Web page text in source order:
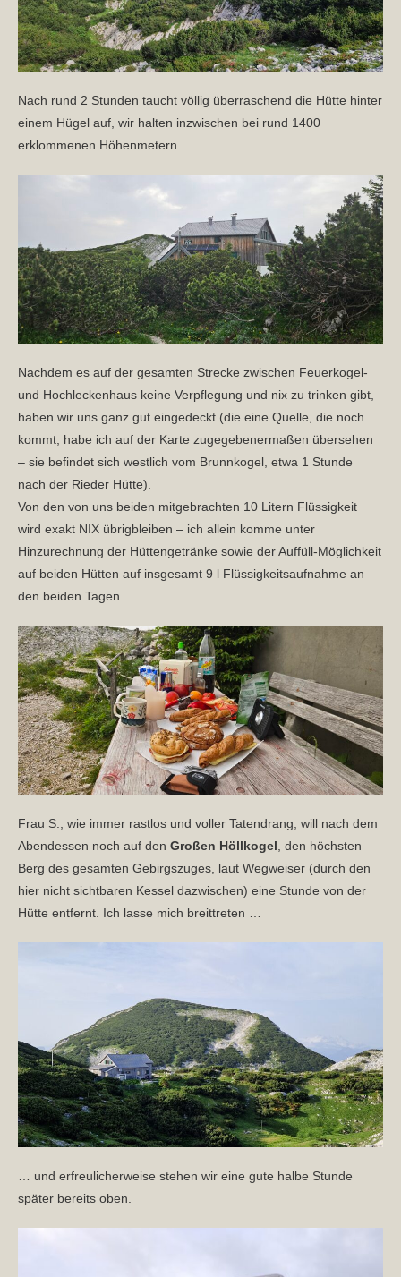
Nach rund 2 Stunden taucht völlig überraschend die Hütte hinter
einem Hügel auf, wir halten inzwischen bei rund 1400
erklommenen Höhenmetern.
Nachdem es auf der gesamten Strecke zwischen Feuerkogel-
und Hochleckenhaus keine Verpflegung und nix zu trinken gibt,
haben wir uns ganz gut eingedeckt (die eine Quelle, die noch
kommt, habe ich auf der Karte zugegebenermaßen übersehen
– sie befindet sich westlich vom Brunnkogel, etwa 1 Stunde
nach der Rieder Hütte).
Von den von uns beiden mitgebrachten 10 Litern Flüssigkeit
wird exakt NIX übrigbleiben – ich allein komme unter
Hinzurechnung der Hüttengetränke sowie der Auffüll-Möglichkeit
auf beiden Hütten auf insgesamt 9 l Flüssigkeitsaufnahme an
den beiden Tagen.
Frau S., wie immer rastlos und voller Tatendrang, will nach dem
Abendessen noch auf den Großen Höllkogel , den höchsten
Berg des gesamten Gebirgszuges, laut Wegweiser (durch den
hier nicht sichtbaren Kessel dazwischen) eine Stunde von der
Hütte entfernt. Ich lasse mich breittreten …
… und erfreulicherweise stehen wir eine gute halbe Stunde
später bereits oben.